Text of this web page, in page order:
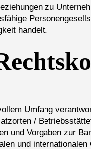
zu
handelt.
Umfang
/
und Vorgaben zur
und